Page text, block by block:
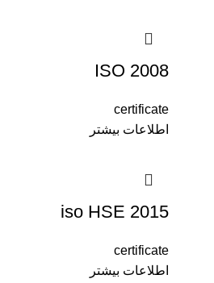
ISO 2008
certificate
اطلاعات بیشتر
iso HSE 2015
certificate
اطلاعات بیشتر